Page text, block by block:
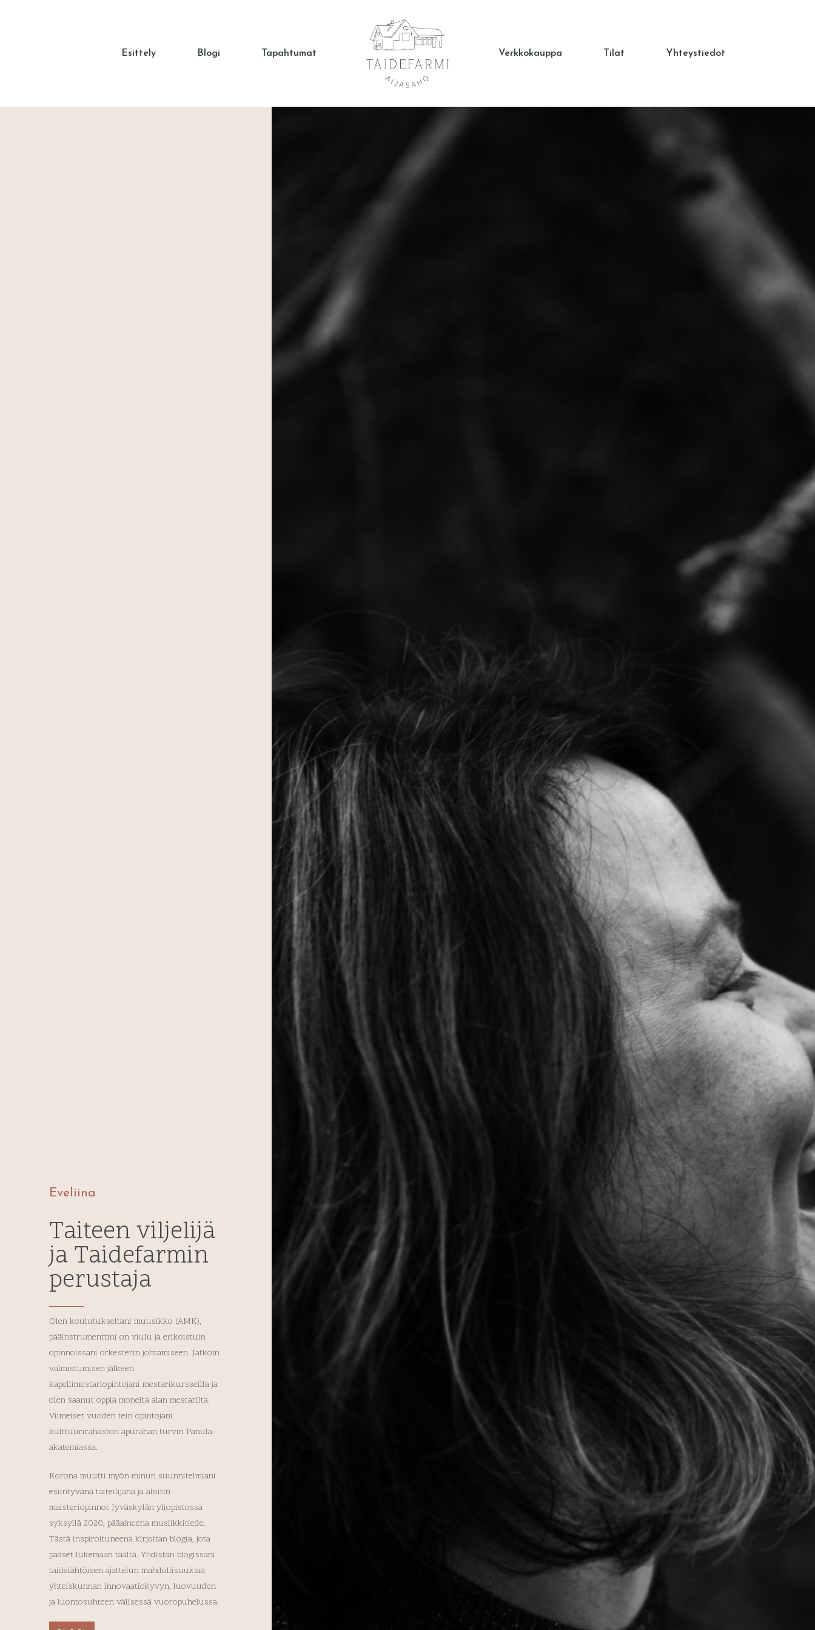
Esittely Blogi Tapahtumat Verkkokauppa Tilat Yhteystiedot
Eveliina
Taiteen viljelijä
ja Taidefarmin
perustaja
Olen koulutukseltani muusikko (AMK),
pääinstrumenttini on viulu ja erikoistuin
opinnoissani orkesterin johtamiseen. Jatkoin
valmistumisen jälkeen
kapellimestariopintojani mestarikursseilla ja
olen saanut oppia monelta alan mestarilta.
Viimeiset vuoden tein opintojani
kulttuurirahaston apurahan turvin Panula-
akatemiassa.
Korona muutti myön minun suunnitelmiani
esiintyvänä taiteilijana ja aloitin
maisteriopinnot Jyväskylän yliopistossa
syksyllä 2020, pääaineena musiikkitiede.
Tästä inspiroituneena kirjoitan blogia, jota
pääset lukemaan täältä. Yhdistän blogissani
taidelähtöisen ajattelun mahdollisuuksia
yhteiskunnan innovaatiokyvyn, luovuuden
ja luontosuhteen välisessä vuoropuhelussa.